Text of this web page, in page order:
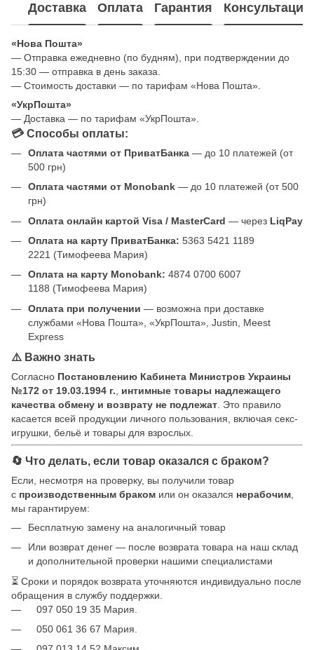
Доставка Оплата Гарантия Консультация
«Нова Пошта»
— Отправка ежедневно (по будням), при подтверждении до
15:30 — отправка в день заказа.
— Стоимость доставки — по тарифам «Нова Пошта».
«УкрПошта»
— Доставка — по тарифам «УкрПошта».
💳 Способы оплаты:
Оплата частями от ПриватБанка — до 10 платежей (от
500 грн)
Оплата частями от Monobank — до 10 платежей (от 500
грн)
Оплата онлайн картой Visa / MasterCard — через LiqPay
Оплата на карту ПриватБанка: 5363 5421 1189
2221 (Тимофеева Мария)
Оплата на карту Monobank: 4874 0700 6007
1188 (Тимофеева Мария)
Оплата при получении — возможна при доставке
службами «Нова Пошта», «УкрПошта», Justin, Meest
Express
⚠️ Важно знать
Согласно Постановлению Кабинета Министров Украины
№172 от 19.03.1994 г.
интимные товары надлежащего
качества обмену и возврату не подлежат . Это правило
касается всей продукции личного пользования, включая секс-
игрушки, бельё и товары для взрослых.
🔄 Что делать, если товар оказался с браком?
Если, несмотря на проверку, вы получили товар
с производственным браком или он оказался нерабочим
мы гарантируем:
Бесплатную замену на аналогичный товар
Или возврат денег — после возврата товара на наш склад
и дополнительной проверки нашими специалистами
⏳ Сроки и порядок возврата уточняются индивидуально после
обращения в службу поддержки.
097 050 19 35 Мария.
050 061 36 67 Мария.